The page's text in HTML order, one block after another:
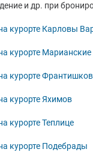
и др. при
курорте Карловы
курорте
курорте
курорте Яхимов
курорте Теплице
курорте Подебрады